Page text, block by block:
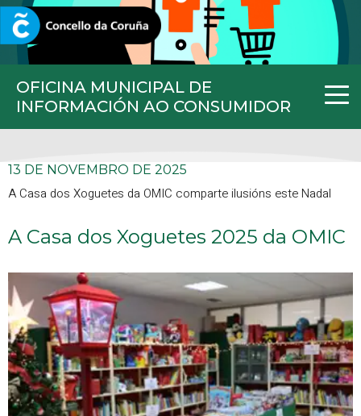
OFICINA MUNICIPAL DE
INFORMACIÓN AO CONSUMIDOR
CORUNA.GAL
13 DE NOVEMBRO DE 2025
A Casa dos Xoguetes da OMIC comparte ilusións este Nadal
A Casa dos Xoguetes 2025 da OMIC